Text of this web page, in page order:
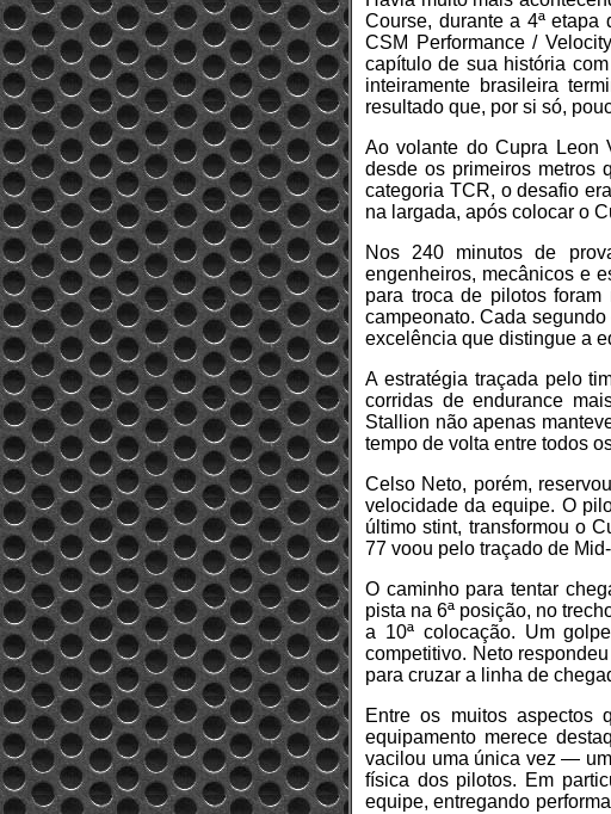
Course, durante a 4ª
CSM Performance /
capítulo de sua história
inteiramente brasileira
resultado que, por si só,
Ao volante do Cupra Leon
desde os primeiros metros
categoria TCR, o desafio
na largada, após colocar o
Nos 240 minutos de
engenheiros, mecânicos e
para troca de pilotos
campeonato. Cada
excelência que distingue a
A estratégia traçada pelo
corridas de endurance
Stallion não apenas
tempo de volta entre todos
Celso Neto, porém,
velocidade da equipe. O
último stint, transformou o
77 voou pelo traçado de
O caminho para tentar
pista na 6ª posição, no
a 10ª colocação. Um
competitivo. Neto
para cruzar a linha de
Entre os muitos aspectos
equipamento merece
vacilou uma única vez —
física dos pilotos. Em
equipe, entregando